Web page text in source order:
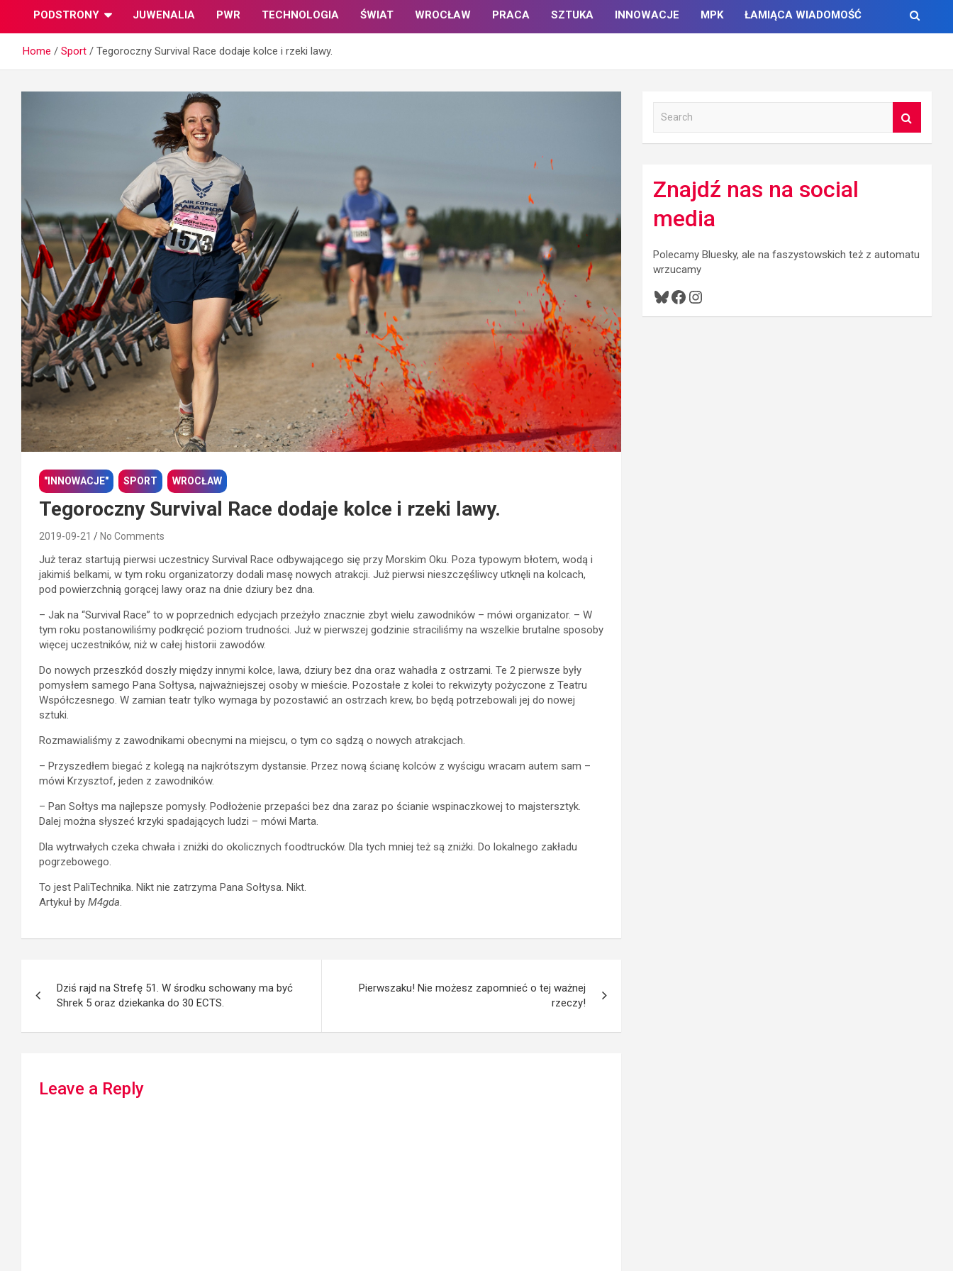
PODSTRONY JUWENALIA PWR TECHNOLOGIA ŚWIAT WROCŁAW PRACA SZTUKA INNOWACJE MPK ŁAMIĄCA WIADOMOŚĆ
Home Sport Tegoroczny Survival Race dodaje kolce i rzeki lawy.
"INNOWACJE" SPORT WROCŁAW
Tegoroczny Survival Race dodaje kolce i rzeki lawy.
2019-09-21 No Comments
Już teraz startują pierwsi uczestnicy Survival Race odbywającego się przy Morskim Oku. Poza typowym błotem, wodą i
jakimiś belkami, w tym roku organizatorzy dodali masę nowych atrakcji. Już pierwsi nieszczęśliwcy utknęli na kolcach,
pod powierzchnią gorącej lawy oraz na dnie dziury bez dna.
– Jak na “Survival Race” to w poprzednich edycjach przeżyło znacznie zbyt wielu zawodników – mówi organizator. – W
tym roku postanowiliśmy podkręcić poziom trudności. Już w pierwszej godzinie straciliśmy na wszelkie brutalne sposoby
więcej uczestników, niż w całej historii zawodów.
Do nowych przeszkód doszły między innymi kolce, lawa, dziury bez dna oraz wahadła z ostrzami. Te 2 pierwsze były
pomysłem samego Pana Sołtysa, najważniejszej osoby w mieście. Pozostałe z kolei to rekwizyty pożyczone z Teatru
Współczesnego. W zamian teatr tylko wymaga by pozostawić an ostrzach krew, bo będą potrzebowali jej do nowej
sztuki.
Rozmawialiśmy z zawodnikami obecnymi na miejscu, o tym co sądzą o nowych atrakcjach.
– Przyszedłem biegać z kolegą na najkrótszym dystansie. Przez nową ścianę kolców z wyścigu wracam autem sam –
mówi Krzysztof, jeden z zawodników.
– Pan Sołtys ma najlepsze pomysły. Podłożenie przepaści bez dna zaraz po ścianie wspinaczkowej to majstersztyk.
Dalej można słyszeć krzyki spadających ludzi – mówi Marta.
Dla wytrwałych czeka chwała i zniżki do okolicznych foodtrucków. Dla tych mniej też są zniżki. Do lokalnego zakładu
pogrzebowego.
To jest PaliTechnika. Nikt nie zatrzyma Pana Sołtysa. Nikt.
Artykuł by M4gda
navigation
Dziś rajd na Strefę 51. W środku schowany ma być
Shrek 5 oraz dziekanka do 30 ECTS.
Pierwszaku! Nie możesz zapomnieć o tej ważnej
rzeczy!
Leave a Reply
h
Znajdź nas na social
media
Polecamy Bluesky, ale na faszystowskich też z automatu
wrzucamy
Bluesky
Facebook
Instagram